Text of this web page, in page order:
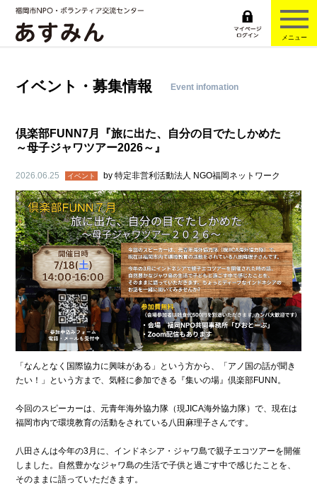
メニュー
イベント・募集情報 Event infomation
倶楽部FUNN7月『旅に出た、自分の目でたしかめた
～母子ジャワツアー2026～』
2026.06.25 イベント by特定非営利活動法人 NGO福岡ネットワーク
「なんとなく国際協力に興味がある」という方から、「アノ国の話が聞き
たい！」という方まで、気軽に参加できる『集いの場』倶楽部FUNN。
今回のスピーカーは、元青年海外協力隊（現JICA海外協力隊）で、現在は
福岡市内で環境教育の活動をされている八田麻理子さんです。
八田さんは今年の3月に、インドネシア・ジャワ島で親子エコツアーを開催
しました。自然豊かなジャワ島の生活で子供と過ごす中で感じたことを、
そのままに語っていただきます。